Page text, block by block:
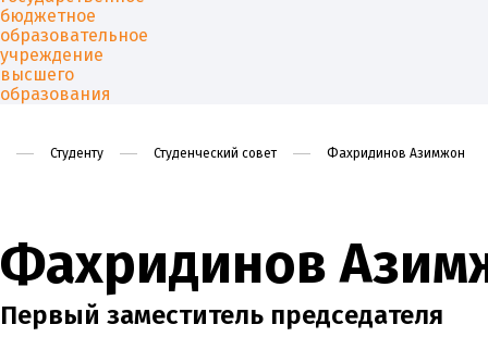
Студенту Студенческий совет Фахридинов Азимжон
Фахридинов
Первый заместитель председателя